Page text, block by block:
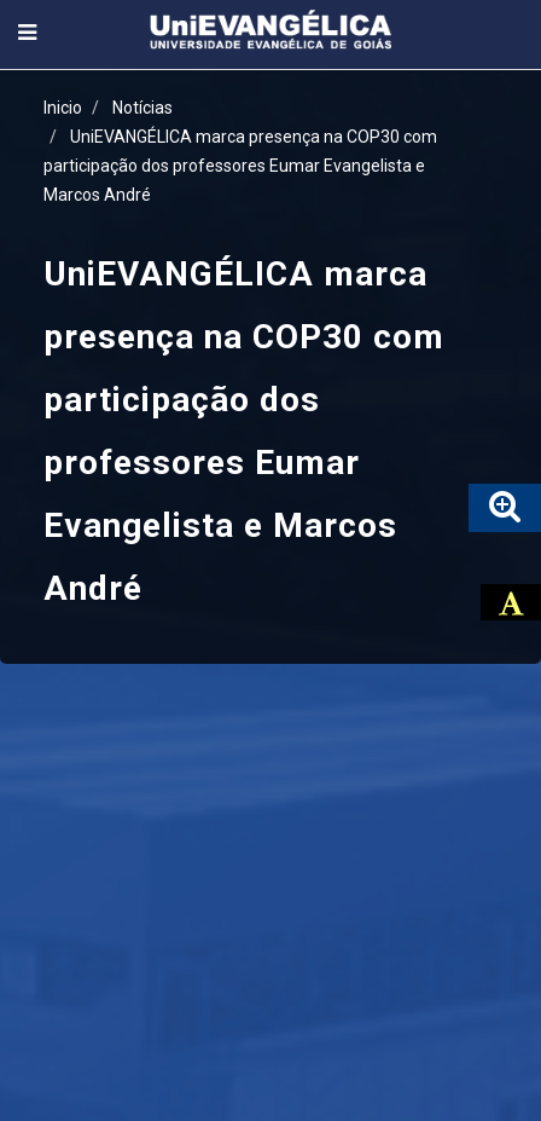
Inicio
Notícias
UniEVANGÉLICA marca presença na COP30 com
participação dos professores Eumar Evangelista e
Marcos André
UniEVANGÉLICA marca
presença na COP30 com
participação dos
professores Eumar
Evangelista e Marcos
André